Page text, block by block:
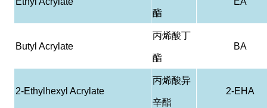
酯
Butyl Acrylate
丙烯酸丁
酯
BA
2-Ethylhexyl Acrylate
丙烯酸异
辛酯
2-EHA